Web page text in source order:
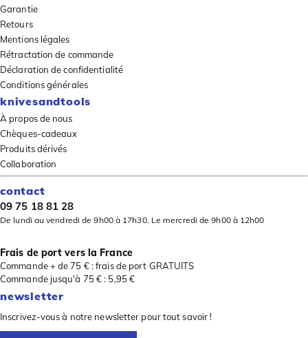
Garantie
Retours
Mentions légales
Rétractation de commande
Déclaration de confidentialité
Conditions générales
knivesandtools
À propos de nous
Chèques-cadeaux
Produits dérivés
Collaboration
contact
09 75 18 81 28
De lundi au vendredi de 9h00 à 17h30. Le mercredi de 9h00 à 12h00
Frais de port vers la France
Commande + de 75 € : frais de port GRATUITS
Commande jusqu'à 75 € : 5,95 €
newsletter
Inscrivez-vous à notre newsletter pour tout savoir !